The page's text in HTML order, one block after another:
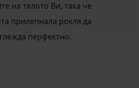
на тялото Ви, така че
прилепнала рокля да
перфектно.